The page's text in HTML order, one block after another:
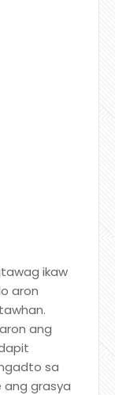
ikaw
aron
ang
sa
grasya